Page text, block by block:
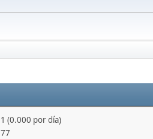
1 (0.000 por día)
77